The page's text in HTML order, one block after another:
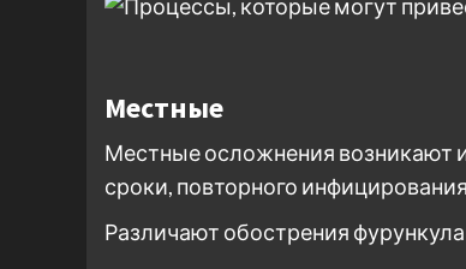
Местные
Местные осложнения возникают
сроки, повторного
Различают обострения